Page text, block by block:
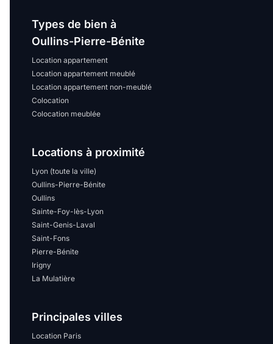
Types de bien à
Oullins-Pierre-Bénite
Location appartement
Location appartement meublé
Location appartement non-meublé
Colocation
Colocation meublée
Locations à proximité
Lyon (toute la ville)
Oullins-Pierre-Bénite
Oullins
Sainte-Foy-lès-Lyon
Saint-Genis-Laval
Saint-Fons
Pierre-Bénite
Irigny
La Mulatière
Principales villes
Location Paris